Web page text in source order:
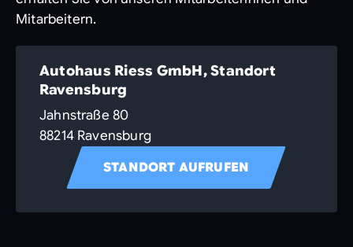
Mitarbeitern.
Autohaus Riess GmbH, Standort
Ravensburg
Jahnstraße 80
88214 Ravensburg
STANDORT AUFRUFEN